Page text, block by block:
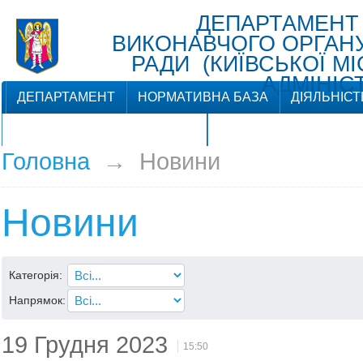
ВИКОНАВЧОГО
РАДИ (КИЇВСЬКОЇ
ДЕПАРТАМЕНТ НОРМАТИВНА БАЗА
Головна→ Новини
Новини
Категорія:
Напрямок:
19 Грудня 2023 15:50